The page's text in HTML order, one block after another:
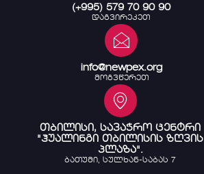
(+995) 579 70 90 90
დაგვირეკეთ
info@newpex.org
მოგვწერეთ
თბილისი, სავაჭრო ცენტრი
"ჰუალინგი თბილისის ზღვის
პლაზა".
ბათუმი, სულხან-საბას 7